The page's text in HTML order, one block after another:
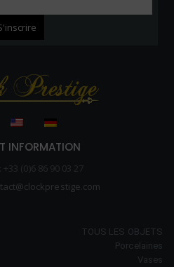
INFORMATION
(0)6 86 90 03 27
TOUS LES OBJETS
Porcelaines
Vases